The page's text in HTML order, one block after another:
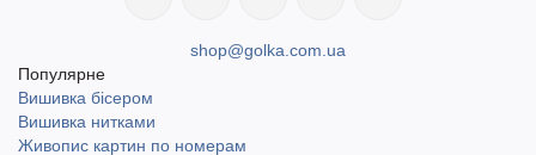
shop@golka.com.ua
Популярне
Вишивка бісером
Вишивка нитками
Живопис картин по номерам